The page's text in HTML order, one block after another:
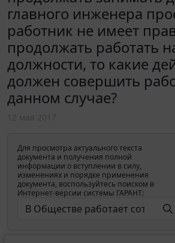
главного инженера
работник не имеет
продолжать работать
должности, то какие
должен совершить
данном случае?
Для просмотра актуального текста
документа и получения полной
информации о вступлении в силу,
изменениях и порядке применения
документа, воспользуйтесь поиском в
Интернет-версии системы ГАРАНТ: